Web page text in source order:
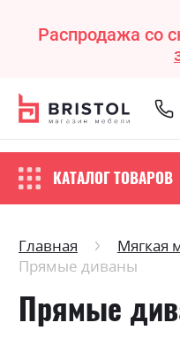
Распродажа со
КАТАЛОГ ТОВАРОВ
Главная Мягкая
Прямые диваны
Прямые